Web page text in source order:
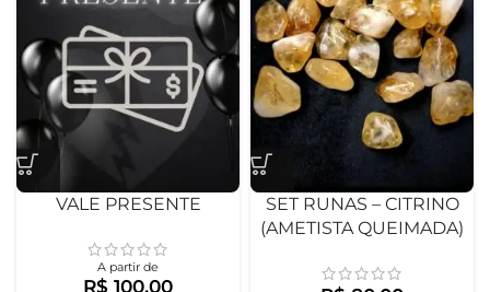
VALE PRESENTE
A partir de
R$ 100,00
SET RUNAS – CITRINO
(AMETISTA QUEIMADA)